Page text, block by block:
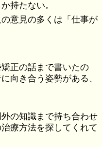
持たない。
意見の多くは「仕事が
正の話まで書いたの
向き合う姿勢がある、
の知識まで持ち合わせ
療方法を探してくれて